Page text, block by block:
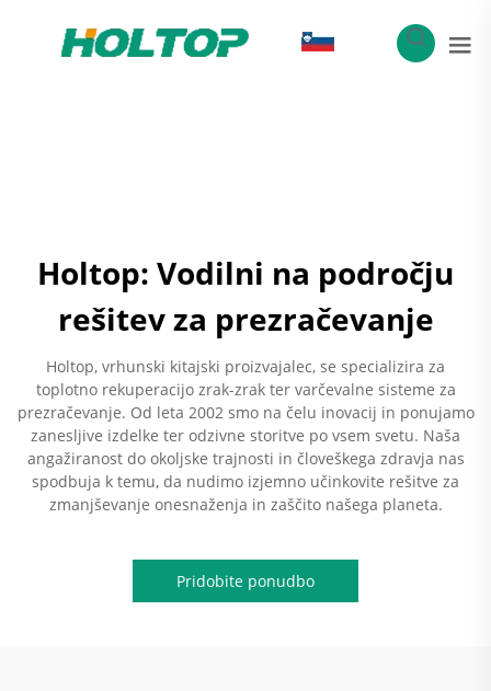
Holtop: Vodilni na področju
rešitev za prezračevanje
Holtop, vrhunski kitajski proizvajalec, se specializira za
toplotno rekuperacijo zrak-zrak ter varčevalne sisteme za
prezračevanje. Od leta 2002 smo na čelu inovacij in ponujamo
zanesljive izdelke ter odzivne storitve po vsem svetu. Naša
angažiranost do okoljske trajnosti in človeškega zdravja nas
spodbuja k temu, da nudimo izjemno učinkovite rešitve za
zmanjševanje onesnaženja in zaščito našega planeta.
Pridobite ponudbo